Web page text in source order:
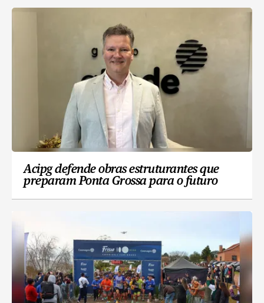
Acipg defende obras estruturantes que
preparam Ponta Grossa para o futuro